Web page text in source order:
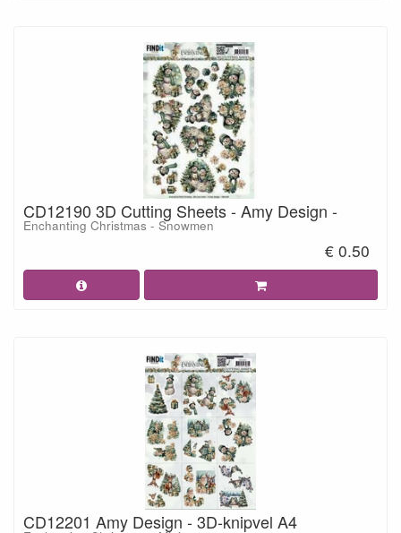
CD12190 3D Cutting Sheets - Amy Design -
Enchanting Christmas - Snowmen
€ 0.50
CD12201 Amy Design - 3D-knipvel A4